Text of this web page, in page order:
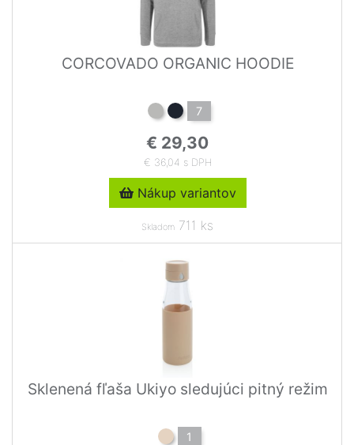
CORCOVADO ORGANIC HOODIE
7
€ 29,30
€ 36,04 s DPH
Nákup variantov
Skladom 711 ks
Sklenená fľaša Ukiyo sledujúci pitný režim
1